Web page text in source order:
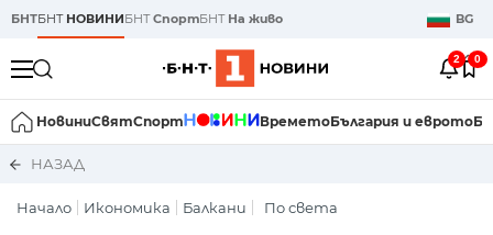
БНТБНТ НОВИНИБНТСпортБНТ На живо BG
2 0
НовиниСвятСпорт ВреметоБългария и еврото
НАЗАД
Начало Икономика Балкани По света